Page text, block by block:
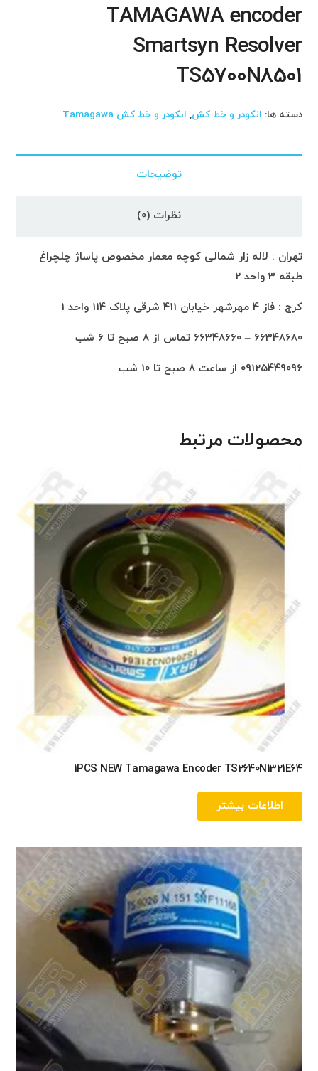
TAMAGAWA encoder
Smartsyn Resolver
TS5700N8501
دسته ها: انکودر و خط کش, انکودر و خط کش Tamagawa
توضیحات
نظرات (0)
تهران : لاله زار شمالی کوچه معمار مخصوص پاساژ چلچراغ
طبقه 3 واحد 2
کرج : فاز 4 مهرشهر خیابان 411 شرقی پلاک 114 واحد 1
66348680 – 66348660 تماس از 8 صبح تا 6 شب
09125449096 از ساعت 8 صبح تا 10 شب
محصولات مرتبط
1PCS NEW Tamagawa Encoder TS2640N1321E64
اطلاعات بیشتر